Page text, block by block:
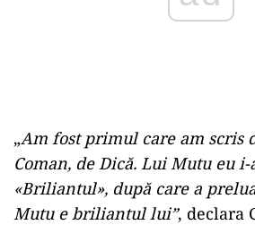
„Am fost primul care am scris
Coman, de Dică. Lui Mutu eu
«Briliantul», după care a
Mutu e briliantul lui”, declara